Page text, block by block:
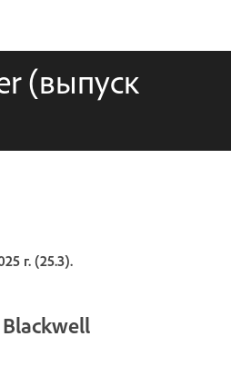
(выпуск
г. (25.3).